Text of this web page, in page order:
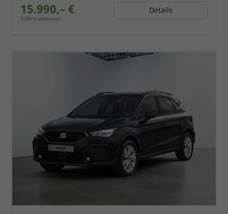
15.990,– €
Differenzbesteuert
Details